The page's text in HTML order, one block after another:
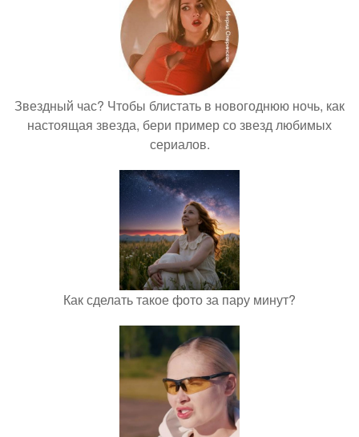
Звездный час? Чтобы блистать в новогоднюю ночь, как
настоящая звезда, бери пример со звезд любимых
сериалов.
Как сделать такое фото за пару минут?